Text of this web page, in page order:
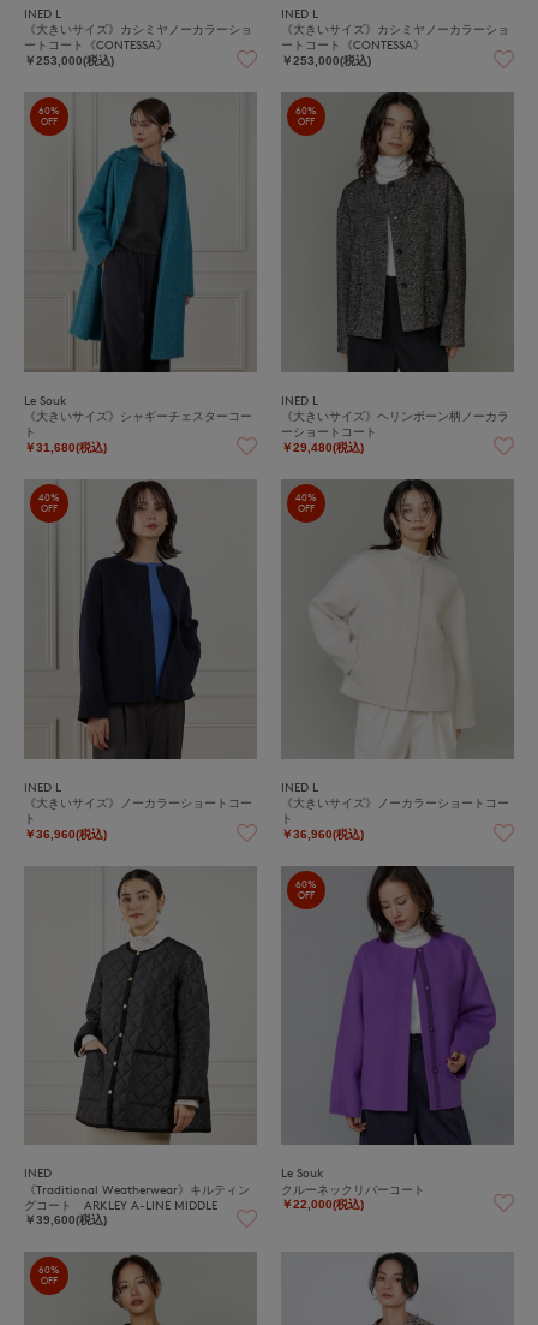
INED L
《大きいサイズ》カシミヤノーカラーショ
ートコート《CONTESSA》
￥253,000(税込)
INED L
《大きいサイズ》カシミヤノーカラーショ
ートコート《CONTESSA》
￥253,000(税込)
60%
OFF
Le Souk
《大きいサイズ》シャギーチェスターコー
ト
￥31,680(税込)
60%
OFF
INED L
《大きいサイズ》ヘリンボーン柄ノーカラ
ーショートコート
￥29,480(税込)
40%
OFF
INED L
《大きいサイズ》ノーカラーショートコー
ト
￥36,960(税込)
40%
OFF
INED L
《大きいサイズ》ノーカラーショートコー
ト
￥36,960(税込)
INED
《Traditional Weatherwear》キルティン
グコート ARKLEY A-LINE MIDDLE
￥39,600(税込)
60%
OFF
Le Souk
クルーネックリバーコート
￥22,000(税込)
60%
OFF